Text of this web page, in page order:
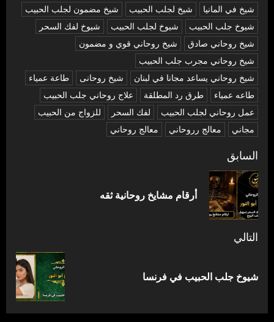
شيخ في المانيا شيخ لجلب الحبيب
شيخ مضمون لجلب الحبيب
شيوخ جلب الحبيب
شيوخ لجلب الحبيب
شيوخ لفك السحر
شیخ روحاني صادق
شیخ روحاني قوي و مضمون
شیخ روحاني مجرب جلب الحبيب
شیخ روحاني يساعد مجانا في لبنان
شیخ روحانی
طاعة عمياء
طاعه عمياء
طرق رد المطلقة
علاج روحاني جلب الحبيب
عمل روحاني لجلب الحبيب
لفك السحر
للزواج من الحبيب
مجاني
معالج رروحاني معالج روحاني
تصفّح
المقالات
السابق
أرقام مشايخ روحانية ثقه
التالي
المقالة
شيوخ جلب الحبيب في فرنسا